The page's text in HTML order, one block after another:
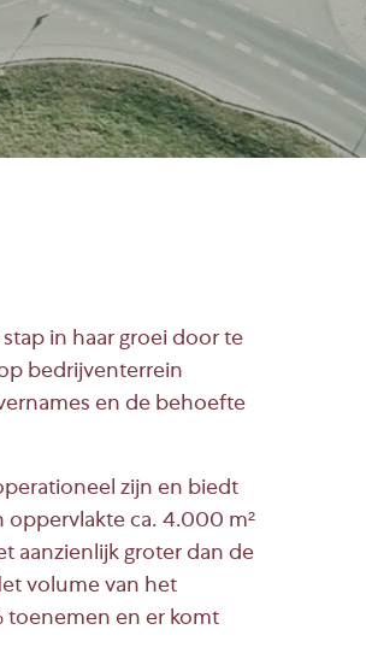
in haar groei door te
bedrijventerrein
en de behoefte
zijn en biedt
oppervlakte ca. 4.000 m²
aanzienlijk groter dan de
volume van het
toenemen en er komt